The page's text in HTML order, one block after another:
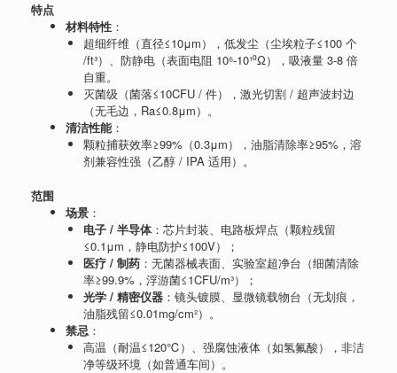
特点
材料特性 ：
超细纤维（直径≤10μm），低发尘（尘埃粒子≤100 个
/ft³）、防静电（表面电阻 10⁶-10¹⁰Ω），吸液量 3-8 倍
自重。
灭菌级（菌落≤10CFU / 件），激光切割 / 超声波封边
（无毛边，Ra≤0.8μm）。
清洁性能 ：
颗粒捕获效率≥99%（0.3μm），油脂清除率≥95%，溶
剂兼容性强（乙醇 / IPA 适用）。
范围
场景 ：
电子 / 半导体：芯片封装、电路板焊点（颗粒残留
≤0.1μm，静电防护≤100V）；
医疗 / 制药：无菌器械表面、实验室超净台（细菌清除
率≥99.9%，浮游菌≤1CFU/m³）；
光学 / 精密仪器：镜头镀膜、显微镜载物台（无划痕，
油脂残留≤0.01mg/cm²）。
禁忌 ：
高温（耐温≤120℃）、强腐蚀液体（如氢氟酸），非洁
净等级环境（如普通车间）。